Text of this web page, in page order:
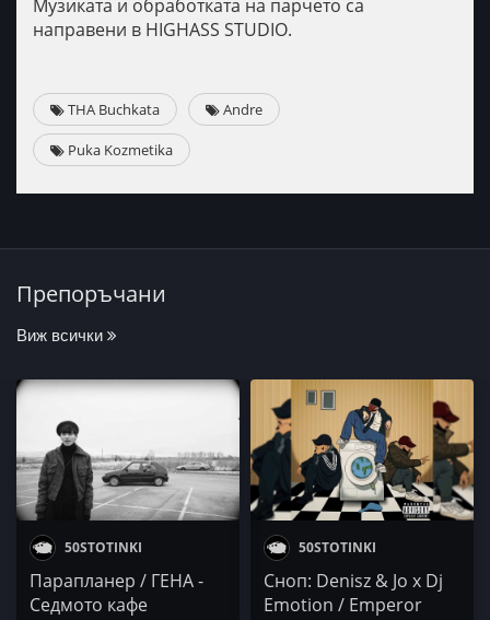
Музиката и обработката на парчето са
направени в HIGHASS STUDIO.
THA Buchkata Andre
Puka Kozmetika
Препоръчани
Виж всички
50STOTINKI
Парапланер / ГЕНА -
Седмото кафе
50STOTINKI
Сноп: Denisz & Jo x Dj
Emotion / Emperor